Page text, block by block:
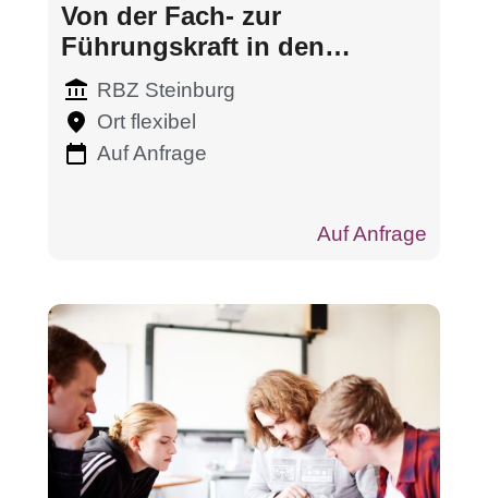
Von der Fach- zur
Führungskraft in den
Mikrotechnologien
RBZ Steinburg
Ort flexibel
Auf Anfrage
Auf Anfrage